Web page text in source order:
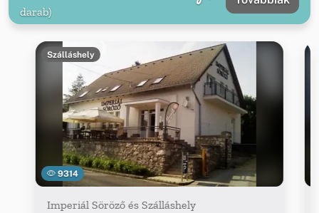
darab)
9314
Szálláshely
Imperiál Söröző és Szálláshely